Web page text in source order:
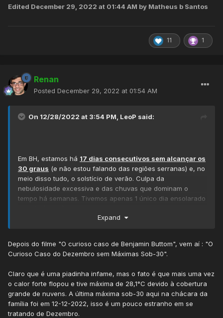
Edited December 29, 2022 at 01:44 AM by Matheus b Santos
11 1
Renan
Posted December 29, 2022 at 01:54 AM
On 12/28/2022 at 3:54 PM, LeoP said:
Em BH, estamos há 17 dias consecutivos sem alcançar os
30 graus (e não estou falando das regiões serranas) e, no
meio disso tudo, o solstício de verão. Culpa da
nebulosidade excessiva e das chuvas que dominam o
tempo há semanas. Tivemos apenas 1 único dia ensolarado
restante teve predomínio de céu nublado em algum ou
Hoje é um bom retrato do dezembro cinzento que estamos
tempo firme por alguns institutos, o sol continua perdendo a
briga no céu. Ele até apareceu fraco em alguns momentos,
mas o predomínio é do tempo nublado na capital:
Expand
Depois do filme "O curioso caso de Benjamin Buttom", vem aí : "O
Curioso Caso do Dezembro sem Máximas Sob-30".
Claro que é uma piadinha infame, mas o fato é que mais uma vez
o calor forte flopou e tive máxima de 28,1°C devido à cobertura
grande de nuvens. A última máxima sob-30 aqui na chácara da
família foi em 12-12-2022, isso é um pouco estranho em se
tratando de Dezembro.